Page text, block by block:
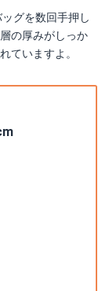
グを数回手押し
の厚みがしっか
ていますよ。